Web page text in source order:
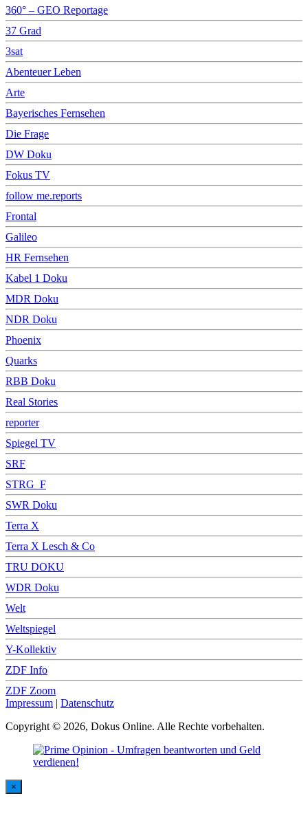
360° – GEO Reportage
37 Grad
3sat
Abenteuer Leben
Arte
Bayerisches Fernsehen
Die Frage
DW Doku
Fokus TV
follow me.reports
Frontal
Galileo
HR Fernsehen
Kabel 1 Doku
MDR Doku
NDR Doku
Phoenix
Quarks
RBB Doku
Real Stories
reporter
Spiegel TV
SRF
STRG_F
SWR Doku
Terra X
Terra X Lesch & Co
TRU DOKU
WDR Doku
Welt
Weltspiegel
Y-Kollektiv
ZDF Info
ZDF Zoom
Impressum | Datenschutz
Copyright © 2026, Dokus Online. Alle Rechte vorbehalten.
×